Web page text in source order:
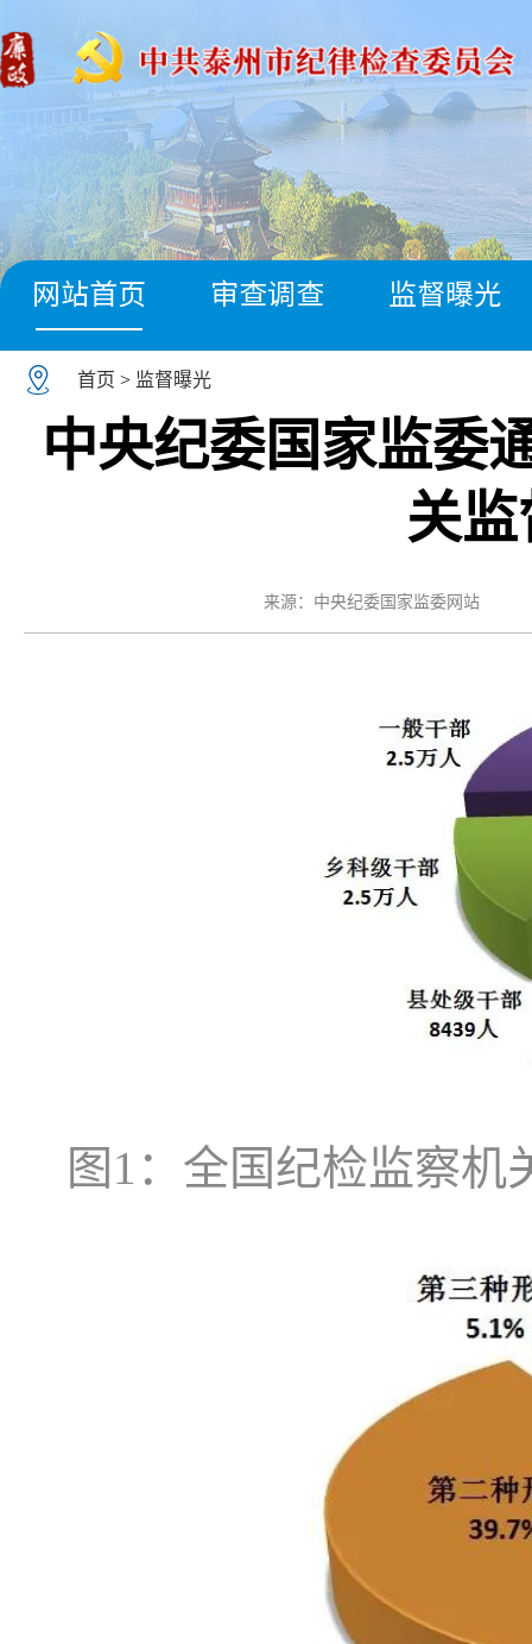
网站首页 审查调查 监督曝光
首页 > 监督曝光
中央纪委国家监委
关
来源：中央纪委国家监委网站
图1：全国纪检监察机